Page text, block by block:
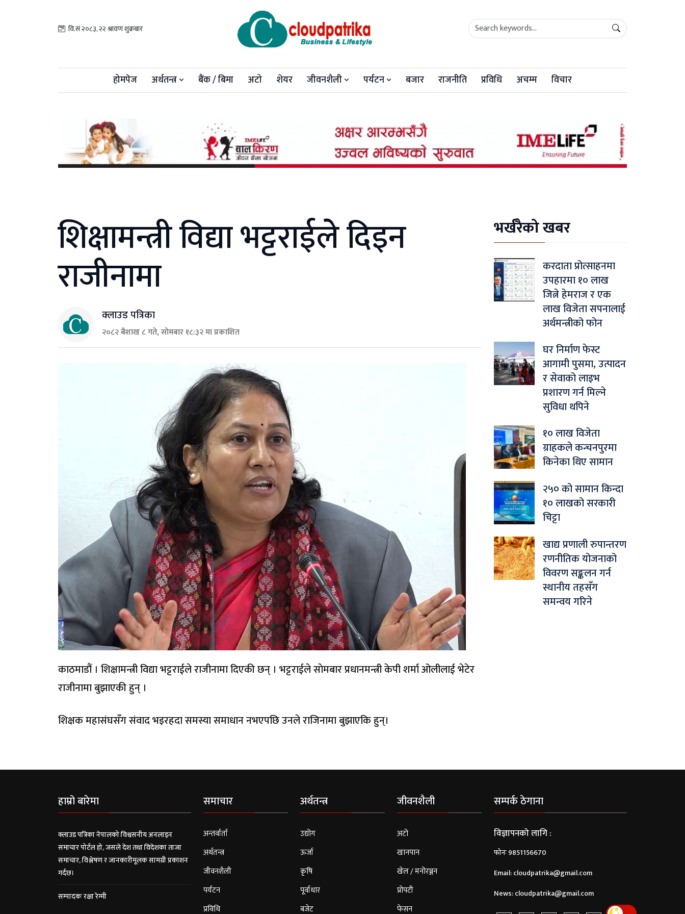
वि.सं २०८३, २२ श्रावण शुक्रबार
होमपेज अर्थतन्त्र बैंक / बिमा अटो शेयर जीवनशैली पर्यटन बजार राजनीति प्रविधि अचम्म विचार
शिक्षामन्त्री विद्या भट्टराईले दिइन
राजीनामा
क्लाउड पत्रिका
२०८२ बैशाख ८ गते, सोमबार १८:३२ मा प्रकाशित
काठमाडौं । शिक्षामन्त्री विद्या भट्टराईले राजीनामा दिएकी छन् । भट्टराईले साेमबार प्रधानमन्त्री केपी शर्मा ओलीलाई भेटेर
राजीनामा बुझाएकी हुन् ।
शिक्षक महासंघसँग संवाद भइरहदा समस्या समाधान नभएपछि उनले राजिनामा बुझाएकि हुन्।
भर्खरैको खबर
करदाता प्रोत्साहनमा
उपहारमा १० लाख
जित्ने हेमराज र एक
लाख विजेता सपनालाई
अर्थमन्त्रीको फोन
घर निर्माण फेस्ट
आगामी पुसमा, उत्पादन
र सेवाको लाइभ
प्रशारण गर्न मिल्ने
सुविधा थपिने
१० लाख विजेता
ग्राहकले कन्चनपुरमा
किनेका थिए सामान
२५० को सामान किन्दा
१० लाखको सरकारी
चिट्टा
खाद्य प्रणाली रुपान्तरण
रणनीतिक योजनाको
विवरण सङ्कलन गर्न
स्थानीय तहसँग
समन्वय गरिने
हाम्रो बारेमा
क्लाउड पत्रिका नेपालको विश्वसनीय अनलाइन
समाचार पोर्टल हो, जसले देश तथा विदेशका ताजा
समाचार, विश्लेषण र जानकारीमूलक सामग्री प्रकाशन
गर्दछ।
सम्पादकः रक्षा रेग्मी
समाचार
अन्तर्वार्ता
अर्थतन्त्र
जीवनशैली
पर्यटन
प्रविधि
अर्थतन्त्र
उद्योग
ऊर्जा
कृषि
पूर्वाधार
बजेट
जीवनशैली
अटो
खानपान
खेल / मनोरञ्जन
प्रोपटी
फेसन
सम्पर्क ठेगाना
विज्ञापनको लागि :
फोनः 9851156670
Email:cloudpatrika@gmail.com
News:cloudpatrika@gmail.com